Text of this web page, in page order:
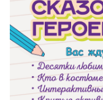
Магазины
Услуги
Контакты